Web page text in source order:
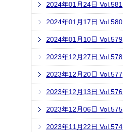
2024年01月24日 Vol.581
2024年01月17日 Vol.580
2024年01月10日 Vol.579
2023年12月27日 Vol.578
2023年12月20日 Vol.577
2023年12月13日 Vol.576
2023年12月06日 Vol.575
2023年11月22日 Vol.574